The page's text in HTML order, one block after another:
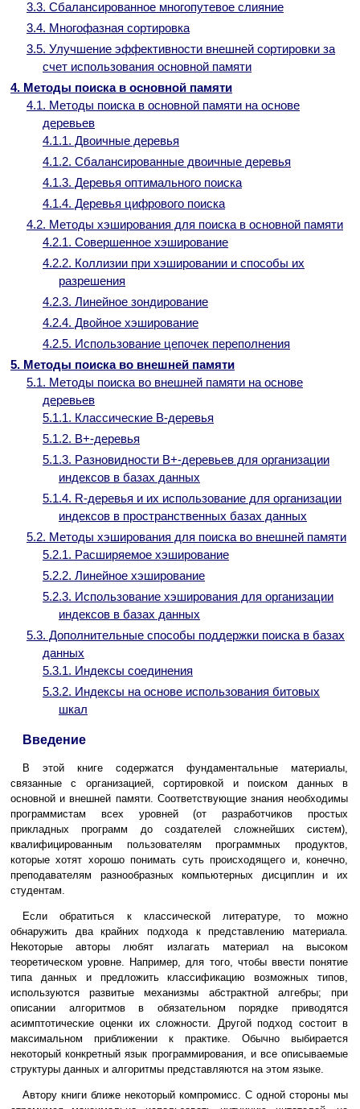
3.3. Сбалансированное многопутевое слияние
3.4. Многофазная сортировка
3.5. Улучшение эффективности внешней сортировки за
счет использования основной памяти
4. Методы поиска в основной памяти
4.1. Методы поиска в основной памяти на основе
деревьев
4.1.1. Двоичные деревья
4.1.2. Сбалансированные двоичные деревья
4.1.3. Деревья оптимального поиска
4.1.4. Деревья цифрового поиска
4.2. Методы хэширования для поиска в основной памяти
4.2.1. Совершенное хэширование
4.2.2. Коллизии при хэшировании и способы их
разрешения
4.2.3. Линейное зондирование
4.2.4. Двойное хэширование
4.2.5. Использование цепочек переполнения
5. Методы поиска во внешней памяти
5.1. Методы поиска во внешней памяти на основе
деревьев
5.1.1. Классические B-деревья
5.1.2. B+-деревья
5.1.3. Разновидности B+-деревьев для организации
индексов в базах данных
5.1.4. R-деревья и их использование для организации
индексов в пространственных базах данных
5.2. Методы хэширования для поиска во внешней памяти
5.2.1. Расширяемое хэширование
5.2.2. Линейное хэширование
5.2.3. Использование хэширования для организации
индексов в базах данных
5.3. Дополнительные способы поддержки поиска в базах
данных
5.3.1. Индексы соединения
5.3.2. Индексы на основе использования битовых
шкал
Введение
В этой книге содержатся фундаментальные материалы,
связанные с организацией, сортировкой и поиском данных в
основной и внешней памяти. Соответствующие знания необходимы
программистам всех уровней (от разработчиков простых
прикладных программ до создателей сложнейших систем),
квалифицированным пользователям программных продуктов,
которые хотят хорошо понимать суть происходящего и, конечно,
преподавателям разнообразных компьютерных дисциплин и их
студентам.
Если обратиться к классической литературе, то можно
обнаружить два крайних подхода к представлению материала.
Некоторые авторы любят излагать материал на высоком
теоретическом уровне. Например, для того, чтобы ввести понятие
типа данных и предложить классификацию возможных типов,
используются развитые механизмы абстрактной алгебры; при
описании алгоритмов в обязательном порядке приводятся
асимптотические оценки их сложности. Другой подход состоит в
максимальном приближении к практике. Обычно выбирается
некоторый конкретный язык программирования, и все описываемые
структуры данных и алгоритмы представляются на этом языке.
Автору книги ближе некоторый компромисс. С одной стороны мы